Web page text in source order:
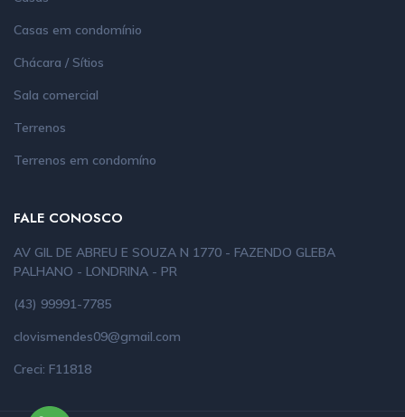
Casas em condomínio
Chácara / Sítios
Sala comercial
Terrenos
Terrenos em condomíno
FALE CONOSCO
AV GIL DE ABREU E SOUZA N 1770 - FAZENDO GLEBA
PALHANO - LONDRINA - PR
(43) 99991-7785
clovismendes09@gmail.com
Creci: F11818